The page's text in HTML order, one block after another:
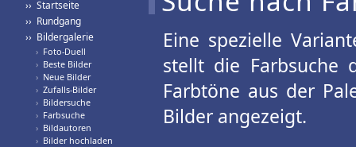
›› Startseite
›› Rundgang
›› Bildergalerie
› Foto-Duell
› Beste Bilder
› Neue Bilder
› Zufalls-Bilder
› Bildersuche
› Farbsuche
› Bildautoren
› Bilder hochladen
Eine spezielle
stellt die Farbsuche
Farbtöne aus der
Bilder angezeigt.